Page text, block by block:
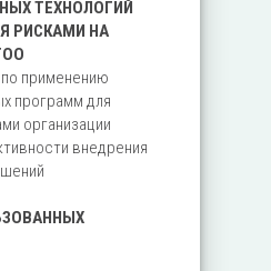
ТЕХНОЛОГИЙ
РИСКАМИ НА
применению
программ для
организации
внедрения